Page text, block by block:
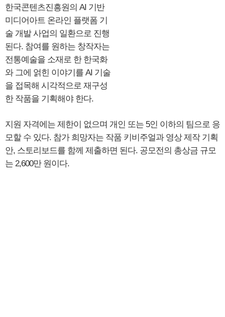
한국콘텐츠진흥원의 AI 기반
미디어아트 온라인 플랫폼 기
술 개발 사업의 일환으로 진행
된다. 참여를 원하는 창작자는
전통예술을 소재로 한 한국화
와 그에 얽힌 이야기를 AI 기술
을 접목해 시각적으로 재구성
한 작품을 기획해야 한다.
지원 자격에는 제한이 없으며 개인 또는 5인 이하의 팀으로 응
모할 수 있다. 참가 희망자는 작품 키비주얼과 영상 제작 기획
안, 스토리보드를 함께 제출하면 된다. 공모전의 총상금 규모
는 2,600만 원이다.